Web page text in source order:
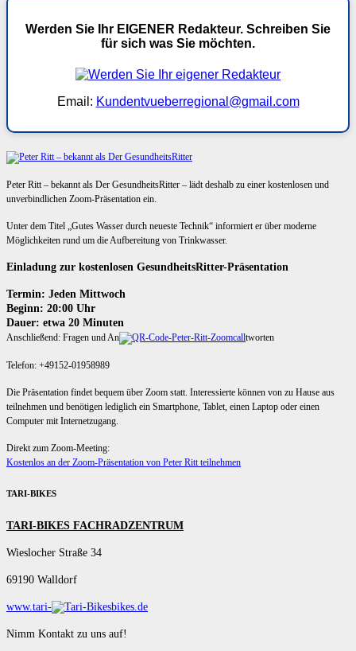
Werden Sie Ihr EIGENER Redakteur. Schreiben Sie
für sich was Sie möchten.
Email: Kundentvueberregional@gmail.com
Peter Ritt – bekannt als Der GesundheitsRitter – lädt deshalb zu einer kostenlosen und
unverbindlichen Zoom-Präsentation ein.
Unter dem Titel „Gutes Wasser durch neueste Technik“ informiert er über moderne
Möglichkeiten rund um die Aufbereitung von Trinkwasser.
Einladung zur kostenlosen GesundheitsRitter-Präsentation
Termin: Jeden Mittwoch
Beginn: 20:00 Uhr
Dauer: etwa 20 Minuten
Anschließend: Fragen und An tworten
Telefon: +49152-01958989
Die Präsentation findet bequem über Zoom statt. Interessierte können von zu Hause aus
teilnehmen und benötigen lediglich ein Smartphone, Tablet, einen Laptop oder einen
Computer mit Internetzugang.
Direkt zum Zoom-Meeting:
Kostenlos an der Zoom-Präsentation von Peter Ritt teilnehmen
TARI-BIKES
TARI-BIKES FACHRADZENTRUM
Wieslocher Straße 34
69190 Walldorf
www.tari- bikes.de
Nimm Kontakt zu uns auf!